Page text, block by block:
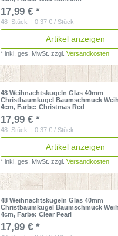
17,99 € *
48 Stück | 0,37 € / Stück
Artikel anzeigen
*inkl. ges. MwSt. zzgl.Versandkosten
48 Weihnachtskugeln Glas 40mm
Christbaumkugel Baumschmuck
4cm, Farbe: Christmas Red
17,99 € *
48 Stück | 0,37 € / Stück
Artikel anzeigen
*inkl. ges. MwSt. zzgl.Versandkosten
48 Weihnachtskugeln Glas 40mm
Christbaumkugel Baumschmuck
4cm, Farbe: Clear Pearl
17,99 € *